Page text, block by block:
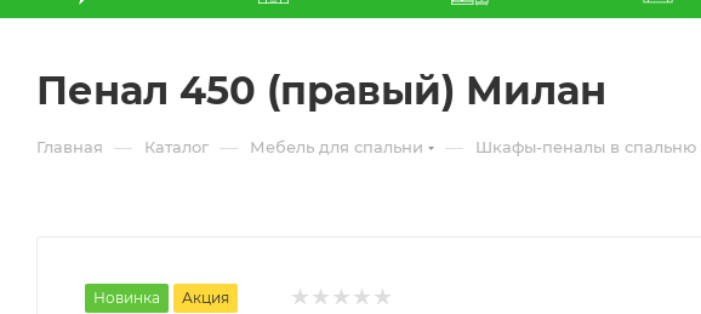
Пенал 450 (правый) Милан
Главная — Каталог — Мебель для спальни — Шкафы-пеналы в спальню
Новинка Акция